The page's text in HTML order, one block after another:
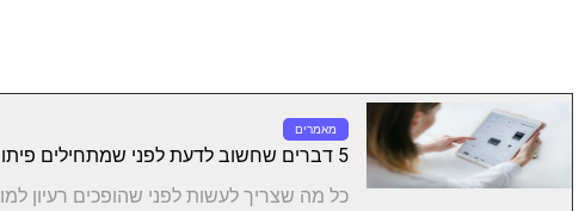
מאמרים
5 דברים שחשוב לדעת לפני שמתחילים פיתוח מוצר חדש
כל מה שצריך לעשות לפני שהופכים רעיון